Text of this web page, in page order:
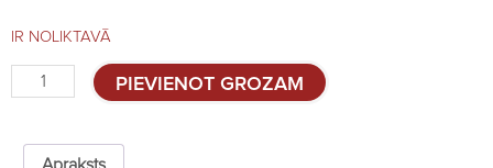
IR NOLIKTAVĀ
Ūdens
rezervuārs
quantity
PIEVIENOT GROZAM